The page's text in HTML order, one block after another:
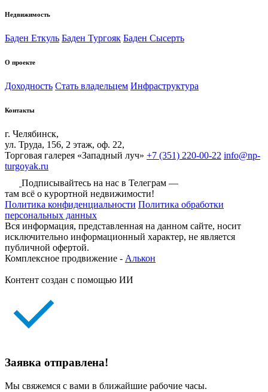
Недвижимость
Баден Еткуль Баден Тургояк Баден Сысерть
О проекте
Доходность Стать владельцем Инфраструктура
Контакты
г. Челябинск,
ул. Труда, 156, 2 этаж, оф. 22,
Торговая галерея «Западный луч» +7 (351) 220-00-22 info@np-
turgoyak.ru
Подписывайтесь на нас в Телеграм —
там всё о курортной недвижимости!
Политика конфиденциальности Политика обработки
персональных данных
Вся информация, представленная на данном сайте, носит
исключительно информационный характер, не является
публичной офертой.
Комплексное продвижение - Алькон
Контент создан с помощью ИИ
Заявка отправлена!
Мы свяжемся с вами в ближайшие рабочие часы.